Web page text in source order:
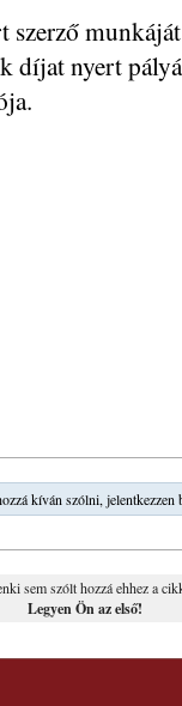
szerző
díjat nyert
kíván szólni, jelentkezzen
sem szólt hozzá ehhez a
Legyen Ön az első!